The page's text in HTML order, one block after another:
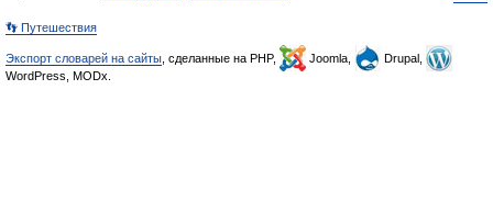
👣 Путешествия
Экспорт словарей на сайты , сделанные на PHP, Joomla,
Drupal,
WordPress, MODx.